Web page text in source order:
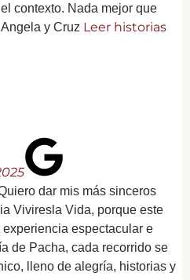
contexto. Nada mejor que
y Cruz Leer historias
dar mis más sinceros
Viviresla Vida, porque este
espectacular e
de Pacha, cada recorrido se
lleno de alegría, historias y